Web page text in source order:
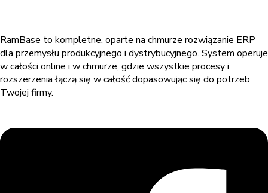
RamBase to kompletne, oparte na chmurze rozwiązanie ERP
dla przemysłu produkcyjnego i dystrybucyjnego. System operuje
w całości online i w chmurze, gdzie wszystkie procesy i
rozszerzenia łączą się w całość dopasowując się do potrzeb
Twojej firmy.